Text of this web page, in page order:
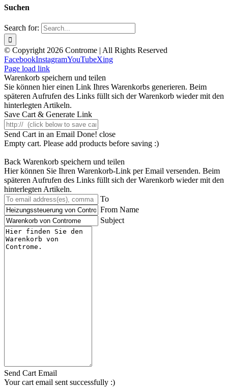
Suchen
Search for:
© Copyright 2026 Controme | All Rights Reserved
FacebookInstagramYouTubeXing
Page load link
Warenkorb speichern und teilen
Sie können hier einen Link Ihres Warenkorbs generieren. Beim
späteren Aufrufen des Links füllt sich der Warenkorb wieder mit den
hinterlegten Artikeln.
Save Cart & Generate Link
Send Cart in an Email Done! close
Empty cart. Please add products before saving :)
Back Warenkorb speichern und teilen
Hier können Sie Ihren Warenkorb-Link per Email versenden. Beim
späteren Aufrufen des Links füllt sich der Warenkorb wieder mit den
hinterlegten Artikeln.
To
From Name
Subject
Send Cart Email
Your cart email sent successfully :)